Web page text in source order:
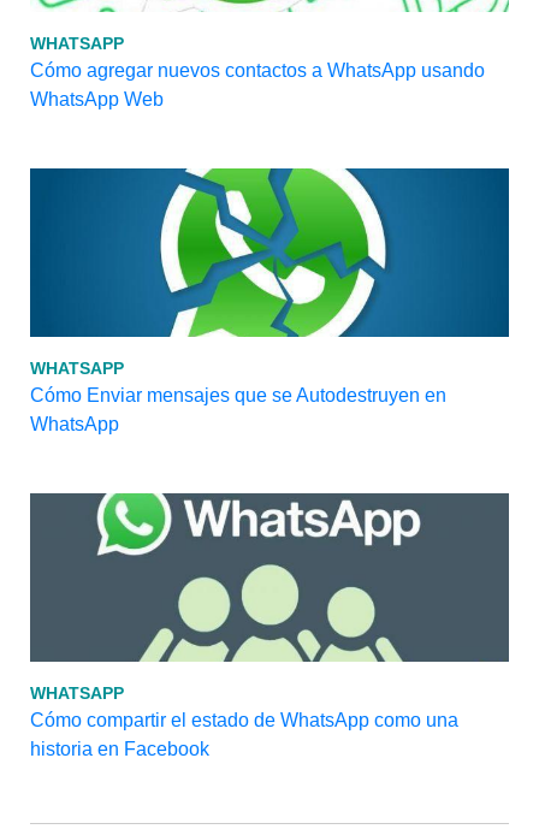
WHATSAPP
Cómo agregar nuevos contactos a WhatsApp usando
WhatsApp Web
WHATSAPP
Cómo Enviar mensajes que se Autodestruyen en
WhatsApp
WHATSAPP
Cómo compartir el estado de WhatsApp como una
historia en Facebook